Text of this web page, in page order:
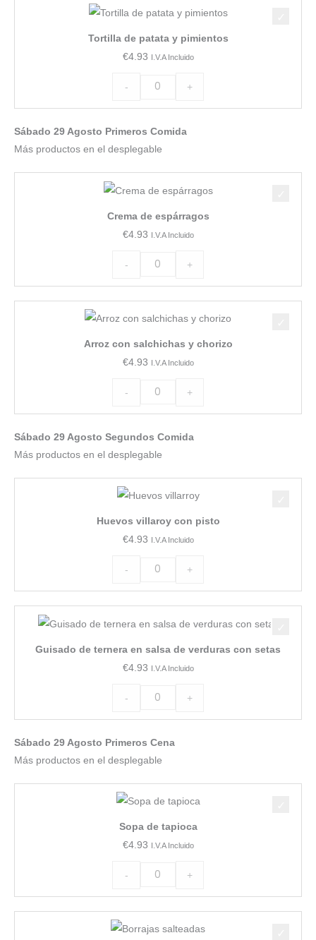
Tortilla de patata y pimientos
€4.93 I.V.A Incluido
-
patata
y
+
Sábado 29 Agosto Primeros Comida
Más productos en el desplegable
Crema de espárragos
€4.93 I.V.A Incluido
-
espárragos
cantidad
+
Arroz con salchichas y chorizo
€4.93 I.V.A Incluido
-
salchichas
y
+
Sábado 29 Agosto Segundos Comida
Más productos en el desplegable
Huevos villaroy con pisto
€4.93 I.V.A Incluido
-
con
pisto
+
Guisado de ternera en salsa de verduras con setas
€4.93 I.V.A Incluido
-
ternera
en
con
setas
+
Sábado 29 Agosto Primeros Cena
Más productos en el desplegable
Sopa de tapioca
€4.93 I.V.A Incluido
-
de
tapioca
cantidad
+